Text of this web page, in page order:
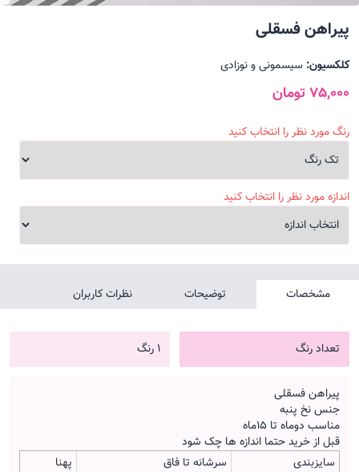
پیراهن فسقلی
کلکسیون: سیسمونی و نوزادی
75,000 تومان
رنگ مورد نظر را انتخاب کنید
اندازه مورد نظر را انتخاب کنید
مشخصات توضیحات نظرات کاربران
تعداد رنگ 1 رنگ
پیراهن فسقلی
جنس نخ پنبه
مناسب دوماه تا 15ماه
قبل از خرید حتما اندازه ها چک شود
سایزبندی
سرشانه تا فاق
پهنا